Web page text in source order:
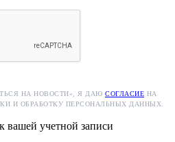
НА НОВОСТИ», Я ДАЮ СОГЛАСИЕ НА
И ОБРАБОТКУ ПЕРСОНАЛЬНЫХ ДАННЫХ.
вашей учетной записи